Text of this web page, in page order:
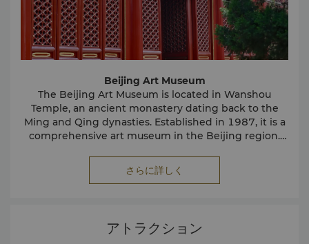
Beijing Art Museum
The Beijing Art Museum is located in Wanshou
Temple, an ancient monastery dating back to the
Ming and Qing dynasties. Established in 1987, it is a
comprehensive art museum in the Beijing region.
relics allocated by the Beijing Municipal
Administration of Cultural Heritage, these collections
Wanshou Temple Historical and Cultural District
As China's top performing arts centre, the NCPA will
adhere to t1he guiding principle of “for the people,
masterpieces, and building a community with a
Situated in the Dashanzi area of Jiuxian Bridge of
さらに詳しく
アトラクション